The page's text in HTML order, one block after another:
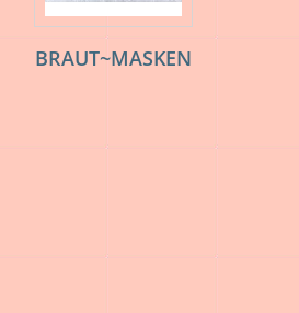
BRAUT~MASKEN